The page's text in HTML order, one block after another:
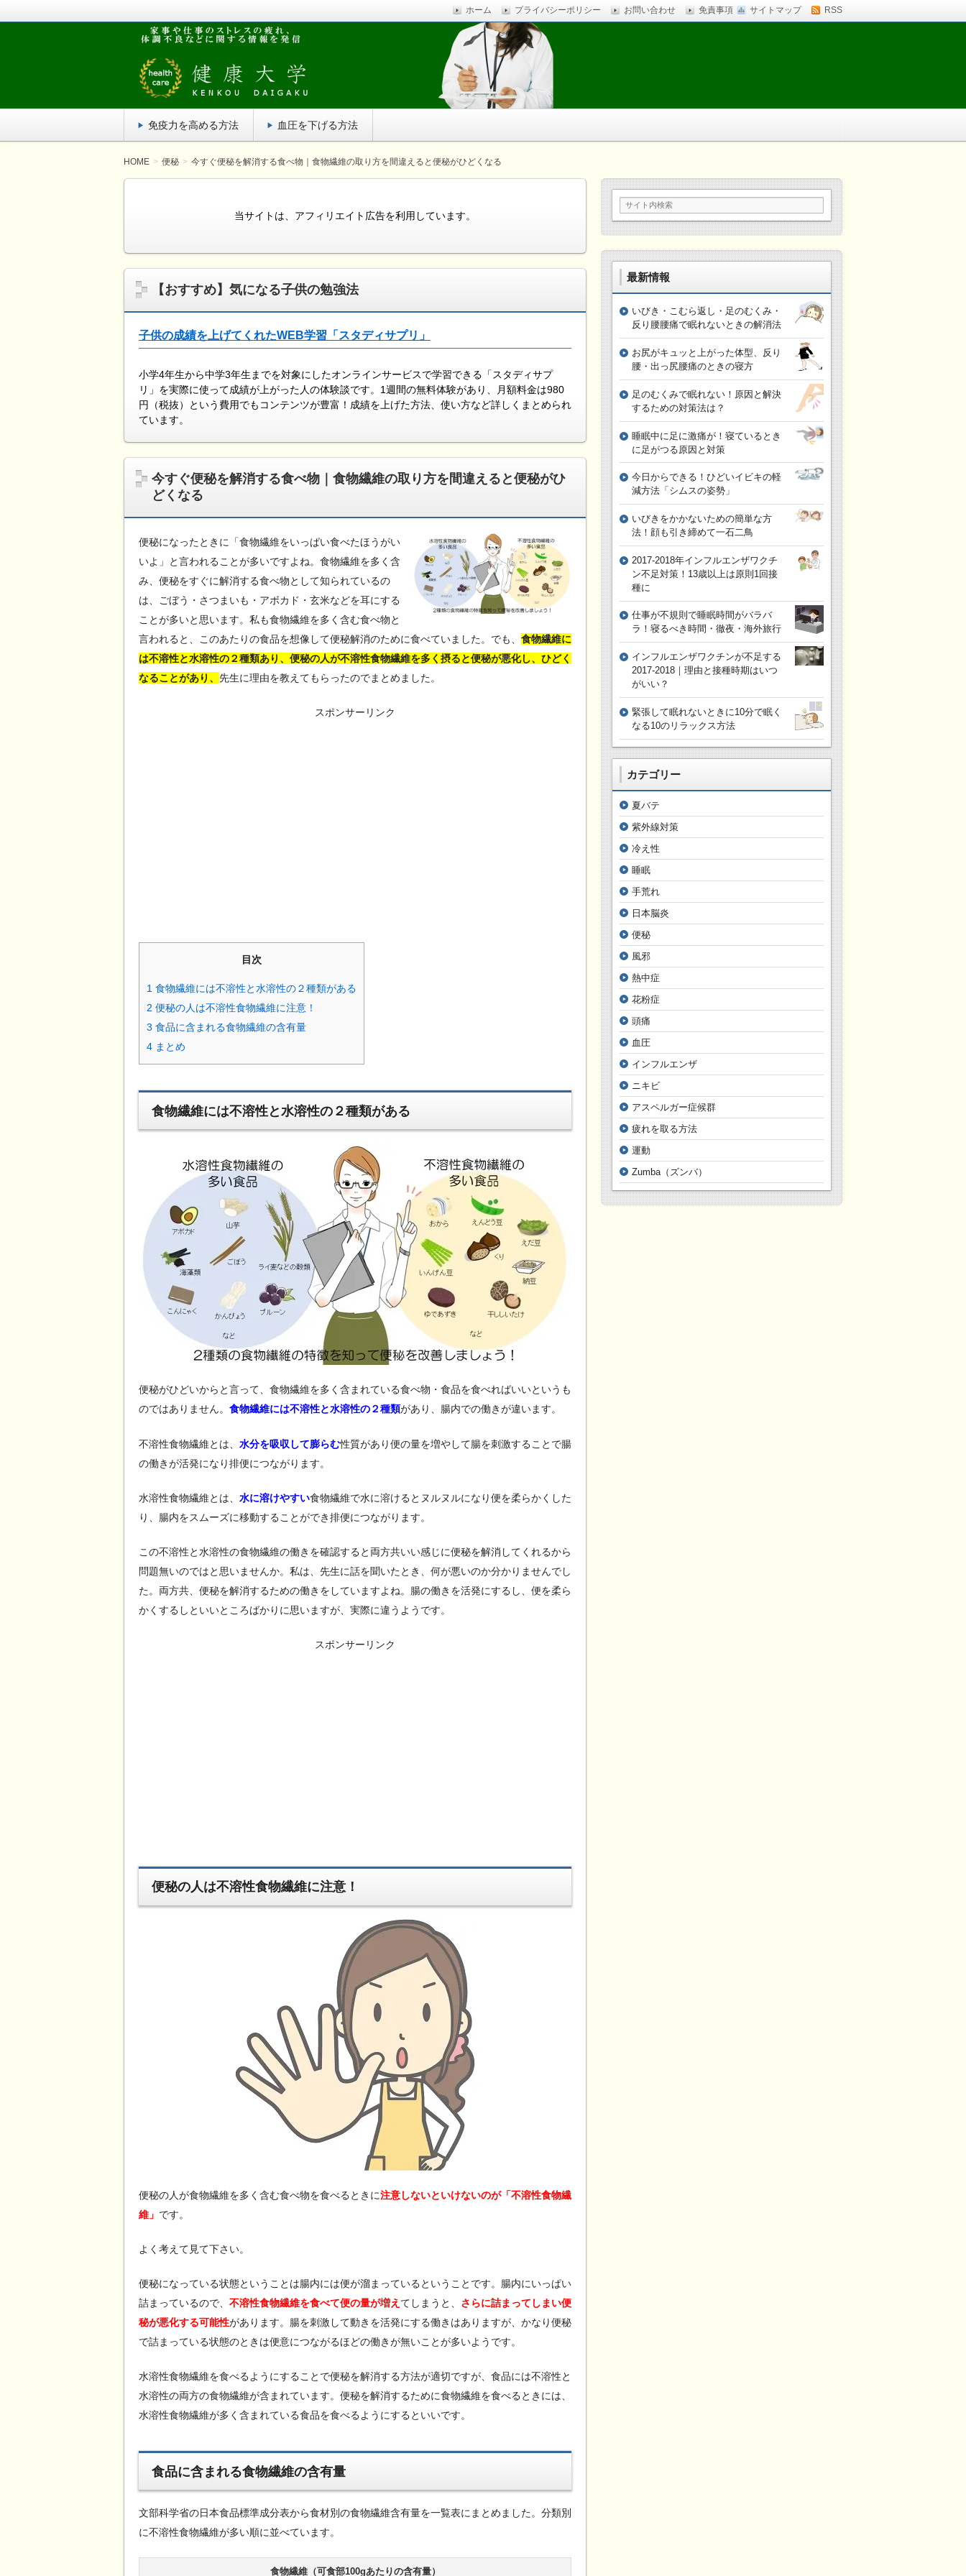
サイトマップ RSS
ホーム プライバシーポリシー お問い合わせ 免責事項
健康大学
疲れがたまってだるい！家事や仕事のストレスに疲れ、体調不良に悩まされているなら、自分で簡
単にでき、効果がある方法を紹介します。
免疫力を高める方法 血圧を下げる方法
HOME 便秘 今すぐ便秘を解消する食べ物｜食物繊維の取り方を間違えると便秘がひどくなる
当サイトは、アフィリエイト広告を利用しています。
【おすすめ】気になる子供の勉強法
子供の成績を上げてくれたWEB学習「スタディサプリ」
小学4年生から中学3年生までを対象にしたオンラインサービスで学習できる「スタディサプ
リ」を実際に使って成績が上がった人の体験談です。1週間の無料体験があり、月額料金は980
円（税抜）という費用でもコンテンツが豊富！成績を上げた方法、使い方など詳しくまとめられ
ています。
今すぐ便秘を解消する食べ物｜食物繊維の取り方を間違えると便秘がひ
どくなる
便秘になったときに「食物繊維をいっぱい食べたほうがい
いよ」と言われることが多いですよね。食物繊維を多く含
み、便秘をすぐに解消する食べ物として知られているの
は、ごぼう・さつまいも・アボカド・玄米などを耳にする
ことが多いと思います。私も食物繊維を多く含む食べ物と
言われると、このあたりの食品を想像して便秘解消のために食べていました。でも、 食物繊維に
は不溶性と水溶性の２種類あり、便秘の人が不溶性食物繊維を多く摂ると便秘が悪化し、ひどく
なることがあり、 先生に理由を教えてもらったのでまとめました。
スポンサーリンク
目次
1 食物繊維には不溶性と水溶性の２種類がある
2 便秘の人は不溶性食物繊維に注意！
3 食品に含まれる食物繊維の含有量
4 まとめ
食物繊維には不溶性と水溶性の２種類がある
便秘がひどいからと言って、食物繊維を多く含まれている食べ物・食品を食べればいいというも
のではありません。 食物繊維には不溶性と水溶性の２種類があり、腸内での働きが違います。
不溶性食物繊維とは、 水分を吸収して膨らむ性質があり便の量を増やして腸を刺激することで腸
の働きが活発になり排便につながります。
水溶性食物繊維とは、 水に溶けやすい食物繊維で水に溶けるとヌルヌルになり便を柔らかくした
り、腸内をスムーズに移動することができ排便につながります。
この不溶性と水溶性の食物繊維の働きを確認すると両方共いい感じに便秘を解消してくれるから
問題無いのではと思いませんか。私は、先生に話を聞いたとき、何が悪いのか分かりませんでし
た。両方共、便秘を解消するための働きをしていますよね。腸の働きを活発にするし、便を柔ら
かくするしといいところばかりに思いますが、実際に違うようです。
スポンサーリンク
便秘の人は不溶性食物繊維に注意！
便秘の人が食物繊維を多く含む食べ物を食べるときに注意しないといけないのが「不溶性食物繊
維」 です。
よく考えて見て下さい。
便秘になっている状態ということは腸内には便が溜まっているということです。腸内にいっぱい
詰まっているので、 不溶性食物繊維を食べて便の量が増え てしまうと、 さらに詰まってしまい便
秘が悪化する可能性があります。腸を刺激して動きを活発にする働きはありますが、かなり便秘
で詰まっている状態のときは便意につながるほどの働きが無いことが多いようです。
水溶性食物繊維を食べるようにすることで便秘を解消する方法が適切ですが、食品には不溶性と
水溶性の両方の食物繊維が含まれています。便秘を解消するために食物繊維を食べるときには、
水溶性食物繊維が多く含まれている食品を食べるようにするといいです。
食品に含まれる食物繊維の含有量
文部科学省の日本食品標準成分表から食材別の食物繊維含有量を一覧表にまとめました。分類別
に不溶性食物繊維が多い順に並べています。
食物繊維（可食部100gあたりの含有量）
最新情報
いびき・こむら返し・足のむくみ・
反り腰腰痛で眠れないときの解消法
お尻がキュッと上がった体型、反り
腰・出っ尻腰痛のときの寝方
足のむくみで眠れない！原因と解決
するための対策法は？
睡眠中に足に激痛が！寝ているとき
に足がつる原因と対策
今日からできる！ひどいイビキの軽
減方法「シムスの姿勢」
いびきをかかないための簡単な方
法！顔も引き締めて一石二鳥
2017-2018年インフルエンザワクチ
ン不足対策！13歳以上は原則1回接
種に
仕事が不規則で睡眠時間がバラバ
ラ！寝るべき時間・徹夜・海外旅行
インフルエンザワクチンが不足する
2017-2018｜理由と接種時期はいつ
がいい？
緊張して眠れないときに10分で眠く
なる10のリラックス方法
カテゴリー
夏バテ
紫外線対策
冷え性
睡眠
手荒れ
日本脳炎
便秘
風邪
熱中症
花粉症
頭痛
血圧
インフルエンザ
ニキビ
アスペルガー症候群
疲れを取る方法
運動
Zumba（ズンバ）